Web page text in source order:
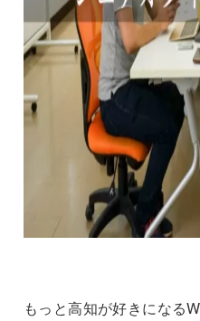
もっと高知が好きになる